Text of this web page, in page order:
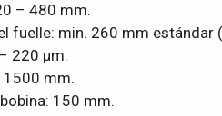
– 480 mm.
fuelle: min. 260 mm estándar
220 µm.
1500 mm.
150 mm.